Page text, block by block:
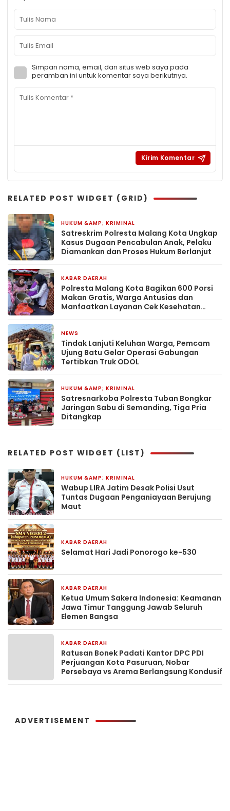
Simpan nama, email, dan situs web saya pada
peramban ini untuk komentar saya berikutnya.
RELATED POST WIDGET (GRID)
HUKUM &AMP; KRIMINAL
Satreskrim Polresta Malang Kota Ungkap
Kasus Dugaan Pencabulan Anak, Pelaku
Diamankan dan Proses Hukum Berlanjut
KABAR DAERAH
Polresta Malang Kota Bagikan 600 Porsi
Makan Gratis, Warga Antusias dan
Manfaatkan Layanan Cek Kesehatan
NEWS
Tindak Lanjuti Keluhan Warga, Pemcam
Ujung Batu Gelar Operasi Gabungan
Tertibkan Truk ODOL
HUKUM &AMP; KRIMINAL
Satresnarkoba Polresta Tuban Bongkar
Jaringan Sabu di Semanding, Tiga Pria
Ditangkap
RELATED POST WIDGET (LIST)
HUKUM &AMP; KRIMINAL
Wabup LIRA Jatim Desak Polisi Usut
Tuntas Dugaan Penganiayaan Berujung
Maut
KABAR DAERAH
Selamat Hari Jadi Ponorogo ke-530
KABAR DAERAH
Ketua Umum Sakera Indonesia: Keamanan
Jawa Timur Tanggung Jawab Seluruh
Elemen Bangsa
KABAR DAERAH
Ratusan Bonek Padati Kantor DPC PDI
Perjuangan Kota Pasuruan, Nobar
Persebaya vs Arema Berlangsung Kondusif
ADVERTISEMENT